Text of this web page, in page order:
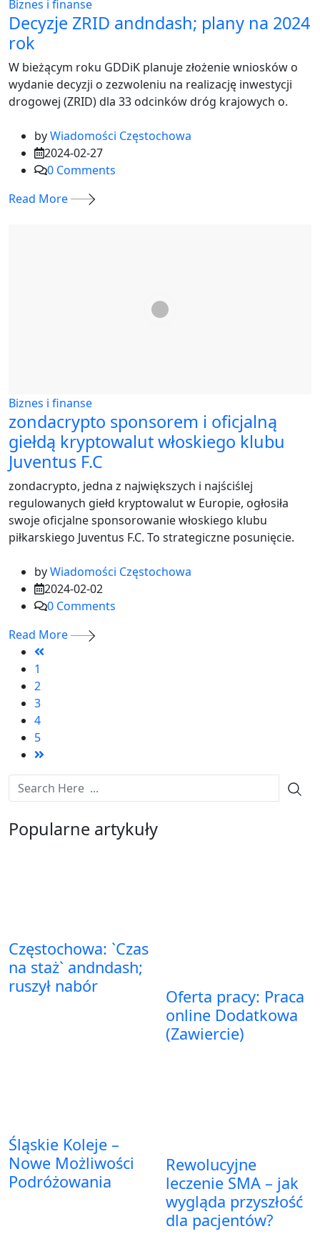
Biznes i finanse
Decyzje ZRID andndash; plany na 2024
rok
W bieżącym roku GDDiK planuje złożenie wniosków o
wydanie decyzji o zezwoleniu na realizację inwestycji
drogowej (ZRID) dla 33 odcinków dróg krajowych o.
byWiadomości Częstochowa
2024-02-27
0 Comments
Read More
Biznes i finanse
zondacrypto sponsorem i oficjalną
giełdą kryptowalut włoskiego klubu
Juventus F.C
zondacrypto, jedna z największych i najściślej
regulowanych giełd kryptowalut w Europie, ogłosiła
swoje oficjalne sponsorowanie włoskiego klubu
piłkarskiego Juventus F.C. To strategiczne posunięcie.
byWiadomości Częstochowa
2024-02-02
0 Comments
Read More
1
2
3
4
5
Popularne artykuły
Częstochowa: `Czas
na staż` andndash;
ruszył nabór
Oferta pracy: Praca
online Dodatkowa
(Zawiercie)
Śląskie Koleje –
Nowe Możliwości
Podróżowania
Rewolucyjne
leczenie SMA – jak
wygląda przyszłość
dla pacjentów?